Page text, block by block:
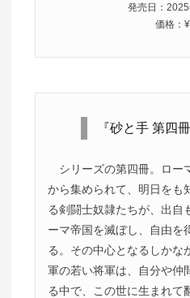
発売日：
価格：
『砂と手 第四
シリーズの第四冊。ロー
から集められて、明日をも
る剣闘士奴隷たちが、出自
ーマ帝国を滅ぼし、自由を
る。その中心となるしかな
軍の若い将軍は、自分や仲
る中で、この世に生まれて